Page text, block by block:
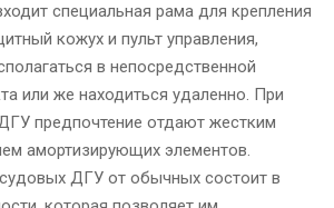
специальная рама для крепления
кожух и пульт управления,
в непосредственной
или же находиться удаленно. При
предпочтение отдают жестким
амортизирующих элементов.
ДГУ от обычных состоит в